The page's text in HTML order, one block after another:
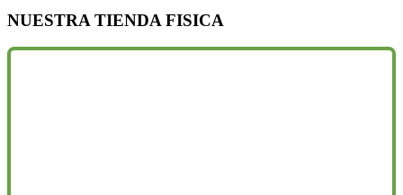
NUESTRA TIENDA FISICA